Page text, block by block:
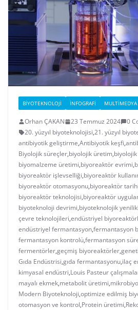
BIYOTEKNOLOJI İNFOGRAFI MULTIMEDYA
Orhan ÇAKAN 23 Temmuz 2024
0
20. yüzyıl biyoteknolojisi,21. yüzyıl
antibiyotik geliştirme,Antibiyotik keşfi,
Biyolojik süreçler,biyolojik üretim,
biyomalzeme üretimi,biyoreaktör evrimi,
biyoreaktör işlevselliği,biyoreaktör
biyoreaktör otomasyonu,biyoreaktör tarihi
biyoreaktör teknolojisi,biyoreaktör
biyoteknoloji devrimi,biyoteknolojik
çevre teknolojileri,endüstriyel
endüstriyel fermantasyon,fermantasyon
fermantasyon kontrolü,fermantasyon
fermentörler,geçmiş biyoreaktörler,
Gıda Endüstrisi,gıda fermantasyonu,ilaç
kimyasal endüstri,Louis Pasteur
mayalı ekmek,metabolit üretimi,
Modern Biyoteknoloji,optimize edilmiş
otomasyon ve kontrol,Protein üretimi,